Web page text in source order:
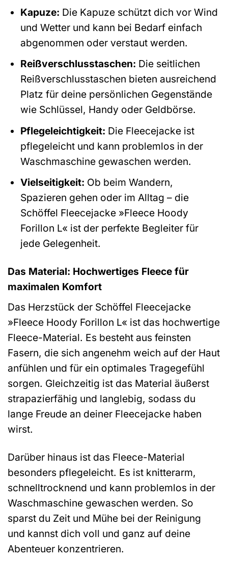
Kapuze: Die Kapuze schützt dich vor Wind
und Wetter und kann bei Bedarf einfach
abgenommen oder verstaut werden.
Reißverschlusstaschen: Die seitlichen
Reißverschlusstaschen bieten ausreichend
Platz für deine persönlichen Gegenstände
wie Schlüssel, Handy oder Geldbörse.
Pflegeleichtigkeit: Die Fleecejacke ist
pflegeleicht und kann problemlos in der
Waschmaschine gewaschen werden.
Vielseitigkeit: Ob beim Wandern,
Spazieren gehen oder im Alltag – die
Schöffel Fleecejacke »Fleece Hoody
Forillon L« ist der perfekte Begleiter für
jede Gelegenheit.
Das Material: Hochwertiges Fleece für
maximalen Komfort
Das Herzstück der Schöffel Fleecejacke
»Fleece Hoody Forillon L« ist das hochwertige
Fleece-Material. Es besteht aus feinsten
Fasern, die sich angenehm weich auf der Haut
anfühlen und für ein optimales Tragegefühl
sorgen. Gleichzeitig ist das Material äußerst
strapazierfähig und langlebig, sodass du
lange Freude an deiner Fleecejacke haben
wirst.
Darüber hinaus ist das Fleece-Material
besonders pflegeleicht. Es ist knitterarm,
schnelltrocknend und kann problemlos in der
Waschmaschine gewaschen werden. So
sparst du Zeit und Mühe bei der Reinigung
und kannst dich voll und ganz auf deine
Abenteuer konzentrieren.